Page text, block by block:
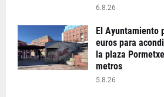
6.8.26
El Ayuntamiento
euros para
la plaza
metros
5.8.26